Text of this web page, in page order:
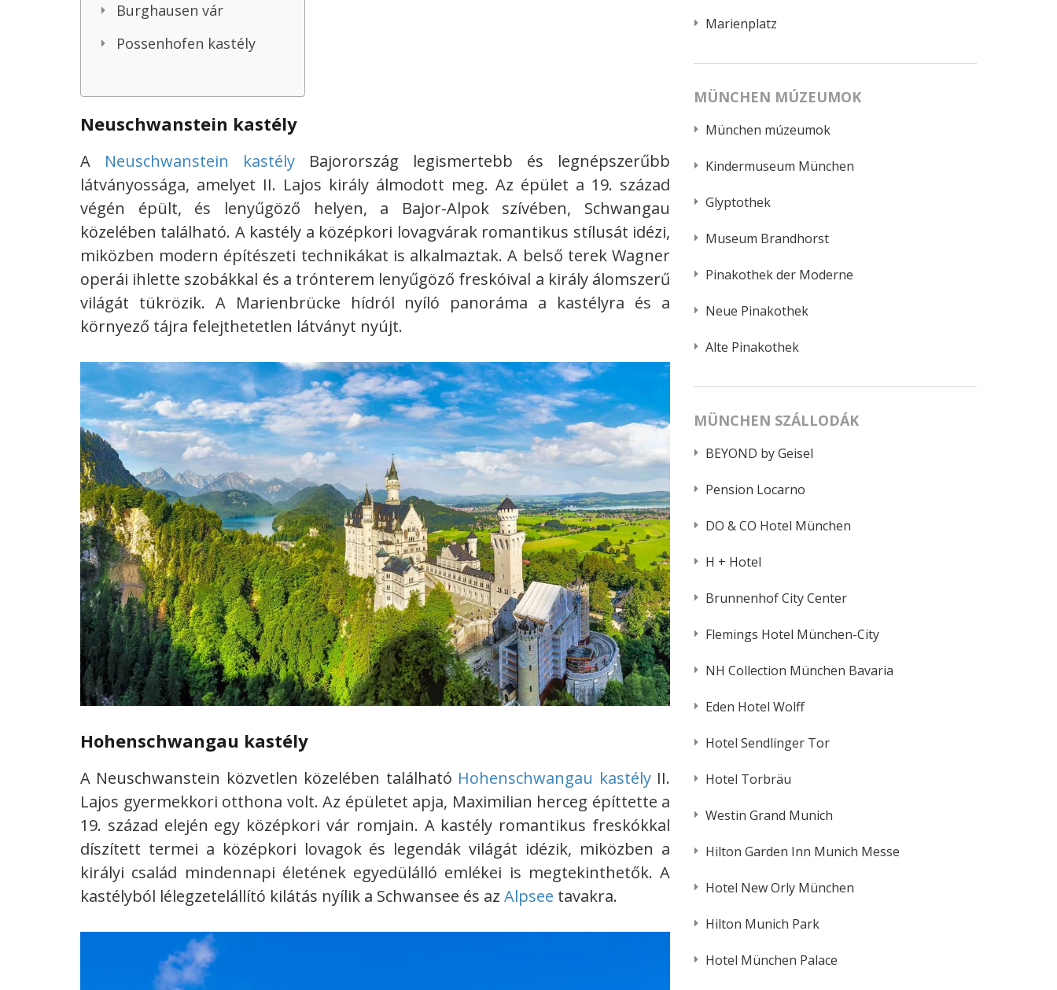
Burghausen vár
Possenhofen kastély
Neuschwanstein kastély
A Neuschwanstein kastély Bajorország legismertebb és legnépszerűbb
látványossága, amelyet II. Lajos király álmodott meg. Az épület a 19. század
végén épült, és lenyűgöző helyen, a Bajor-Alpok szívében, Schwangau
közelében található. A kastély a középkori lovagvárak romantikus stílusát idézi,
miközben modern építészeti technikákat is alkalmaztak. A belső terek Wagner
operái ihlette szobákkal és a trónterem lenyűgöző freskóival a király álomszerű
világát tükrözik. A Marienbrücke hídról nyíló panoráma a kastélyra és a
környező tájra felejthetetlen látványt nyújt.
Hohenschwangau kastély
A Neuschwanstein közvetlen közelében található Hohenschwangau kastélyII.
Lajos gyermekkori otthona volt. Az épületet apja, Maximilian herceg építtette a
19. század elején egy középkori vár romjain. A kastély romantikus freskókkal
díszített termei a középkori lovagok és legendák világát idézik, miközben a
királyi család mindennapi életének egyedülálló emlékei is megtekinthetők. A
kastélyból lélegzetelállító kilátás nyílik a Schwansee és az Alpsee tavakra.
Marienplatz
MÜNCHEN MÚZEUMOK
München múzeumok
Kindermuseum München
Glyptothek
Museum Brandhorst
Pinakothek der Moderne
Neue Pinakothek
Alte Pinakothek
MÜNCHEN SZÁLLODÁK
BEYOND by Geisel
Pension Locarno
DO & CO Hotel München
H + Hotel
Brunnenhof City Center
Flemings Hotel München-City
NH Collection München Bavaria
Eden Hotel Wolff
Hotel Sendlinger Tor
Hotel Torbräu
Westin Grand Munich
Hilton Garden Inn Munich Messe
Hotel New Orly München
Hilton Munich Park
Hotel München Palace